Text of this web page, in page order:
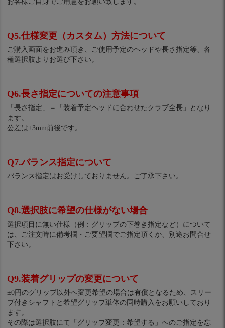
Q5.仕様変更（カスタム）方法について
ご購入画面をお進み頂き、ご使用予定のヘッドや長さ指定等、各
種選択肢よりお選び下さい。
Q6.長さ指定についての注意事項
「長さ指定」＝「装着予定ヘッドに合わせたクラブ全長」となり
ます。
公差は±3mm前後です。
Q7.バランス指定について
バランス指定はお受けしておりません。ご了承下さい。
Q8.選択肢に希望の仕様がない場合
選択項目に無い仕様（例：グリップの下巻き指定など）について
は、ご注文時に備考欄・ご要望欄でご指定頂くか、別途お問合せ
下さい。
Q9.装着グリップの変更について
±0円のグリップ以外へ変更希望の場合は有償となるため、スリー
ブ付きシャフトと希望グリップ単体の同時購入をお願いしており
ます。
その際は選択肢にて「グリップ変更：希望する」へのご指定を忘